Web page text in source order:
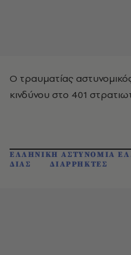
Ο τραυματίας
κινδύνου στο 401
ΕΛΛΗΝΙΚΗ ΑΣΤΥΝΟΜΙΑ
ΔΙΑΣ
ΔΙΑΡΡΗΚΤΕΣ